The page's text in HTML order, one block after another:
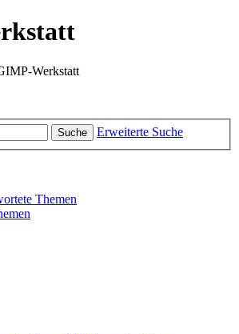
Werkstatt
Suche Erweiterte Suche
Themen